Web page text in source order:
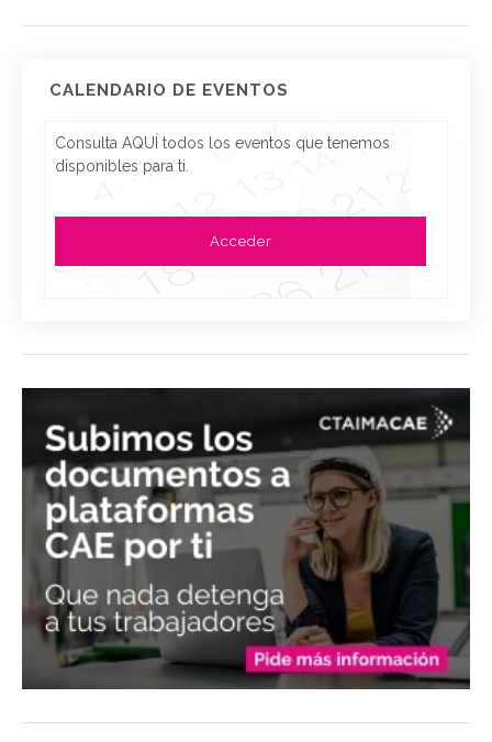
CALENDARIO DE EVENTOS
Consulta AQUÍ todos los eventos que tenemos
disponibles para ti.
Acceder